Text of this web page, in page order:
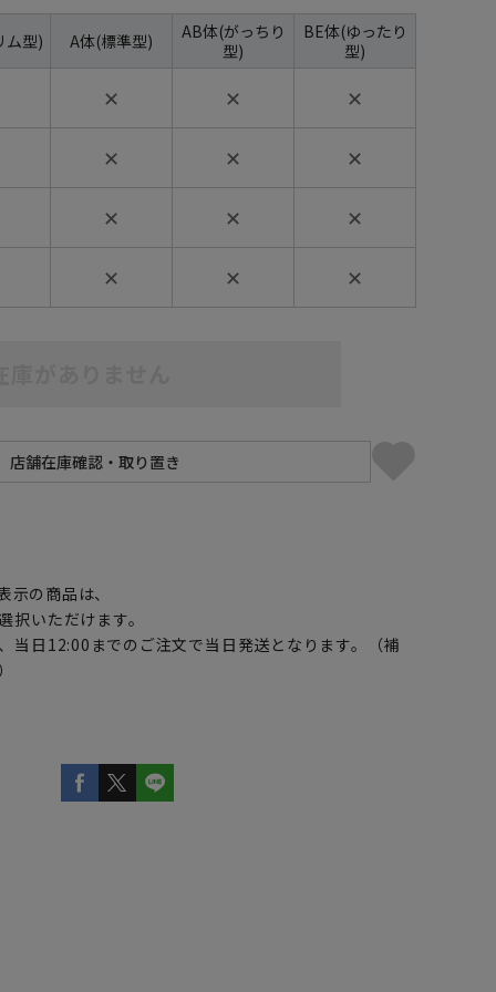
ム型) A体(標準型)
AB体(がっちり
型)
BE体(ゆったり
型)
✕ ✕ ✕
✕ ✕ ✕
✕ ✕ ✕
✕ ✕ ✕
示の商品は、
択いただけます。
当日12:00までのご注文で当日発送となります。（補